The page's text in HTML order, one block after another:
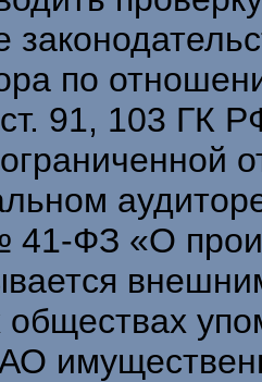
по
91, 103 ГК
41-ФЗ «О